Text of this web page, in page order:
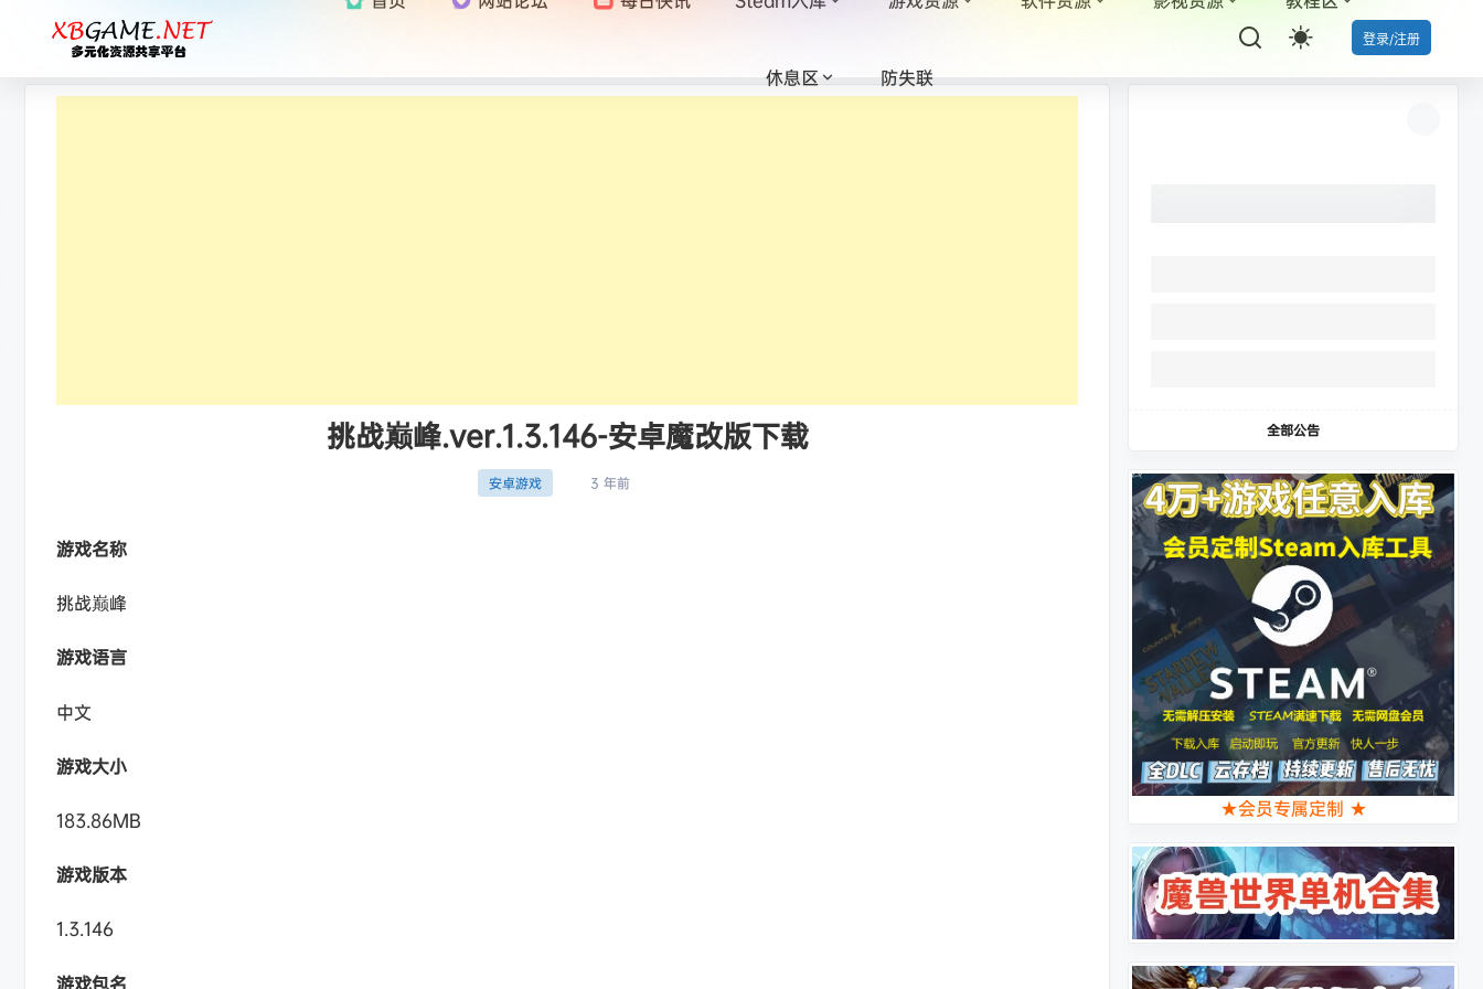
登录/注册
休息区 防失联
挑战巅峰.ver.1.3.146-安卓魔改版下载
安卓游戏 3 年前
游戏名称
挑战巅峰
游戏语言
中文
游戏大小
183.86MB
游戏版本
1.3.146
游戏包名
全部公告
★会员专属定制 ★